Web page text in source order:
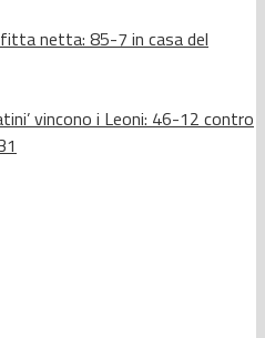
netta: 85-7 in casa del
vincono i Leoni: 46-12 contro